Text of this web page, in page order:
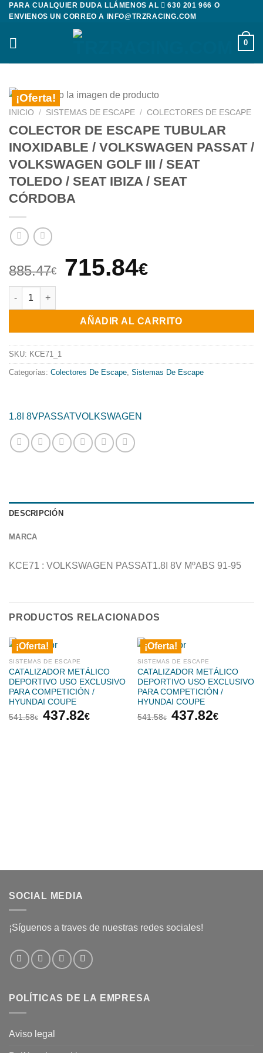
Saltar
contenido
PARA CUALQUIER DUDA LLÁMENOS AL 630 201 966 O
ENVIENOS UN CORREO A
INFO@TRZRACING.COM
0
¡Oferta!
INICIO / SISTEMAS DE ESCAPE / COLECTORES DE ESCAPE
COLECTOR DE ESCAPE TUBULAR
INOXIDABLE / VOLKSWAGEN PASSAT /
VOLKSWAGEN GOLF III / SEAT
TOLEDO / SEAT IBIZA / SEAT
CÓRDOBA
885.47€
El
original
era:
885.47€.
715.84€El
actual
es:
715.84€.
COLECTOR DE ESCAPE TUBULAR INOXIDABLE /
AÑADIR AL CARRITO
SKU: KCE71_1
Categorías: Colectores De Escape Sistemas De Escape
1.8I 8VPASSATVOLKSWAGEN
DESCRIPCIÓN
MARCA
KCE71 : VOLKSWAGEN PASSAT1.8I 8V MºABS 91-95
PRODUCTOS RELACIONADOS
¡Oferta!
SISTEMAS DE ESCAPE
CATALIZADOR METÁLICO
DEPORTIVO USO EXCLUSIVO
PARA COMPETICIÓN /
HYUNDAI COUPE
541.58€
El
437.82€El
¡Oferta!
SISTEMAS DE ESCAPE
CATALIZADOR METÁLICO
DEPORTIVO USO EXCLUSIVO
PARA COMPETICIÓN /
HYUNDAI COUPE
541.58€
El
437.82€El
SOCIAL MEDIA
¡Síguenos a traves de nuestras redes sociales!
POLÍTICAS DE LA EMPRESA
Aviso legal